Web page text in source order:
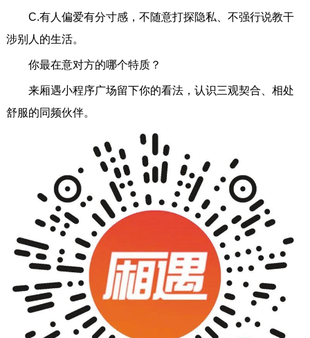
C.有人偏爱有分寸感，不随意打探隐私、不强行说教干
涉别人的生活。
你最在意对方的哪个特质？
来厢遇小程序广场留下你的看法，认识三观契合、相处
舒服的同频伙伴。